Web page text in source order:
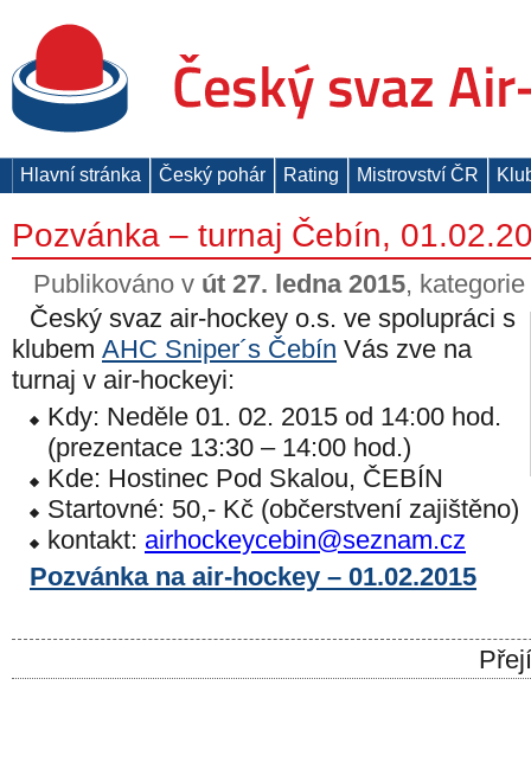
Hlavní stránka Český pohár Rating Mistrovství ČR
Pozvánka – turnaj Čebín,
Publikováno v út 27. ledna 2015, kategorie
Český svaz air-hockey o.s. ve spolupráci s
klubem AHC Sniper´s Čebín Vás zve na
turnaj v air-hockeyi:
Kdy: Neděle 01. 02. 2015 od 14:00 hod.
(prezentace 13:30 – 14:00 hod.)
Kde: Hostinec Pod Skalou, ČEBÍN
Startovné: 50,- Kč (občerstvení zajištěno)
kontakt: airhockeycebin@seznam.cz
Pozvánka na air-hockey – 01.02.2015